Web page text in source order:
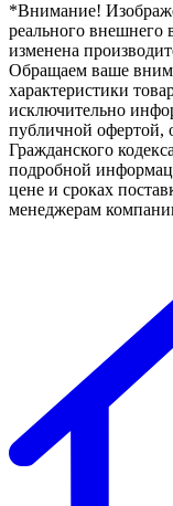
*Внимание!
реального внешнего
изменена
Обращаем ваше
характеристики
исключительно
публичной офертой,
Гражданского
подробной
цене и сроках
менеджерам